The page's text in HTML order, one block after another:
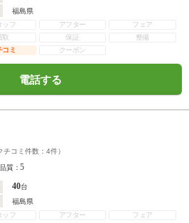
福島県
ッフ
アフター
フェア
取
保証
整備
コミ
クーポン
電話する
チコミ件数： 4件）
品質：5
40台
福島県
ッフ
アフター
フェア